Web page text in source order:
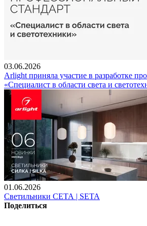
03.06.2026
Arlight приняла участие в разработке
«Специалист в области света и
01.06.2026
Светильники СЕТА | SETA
Поделиться